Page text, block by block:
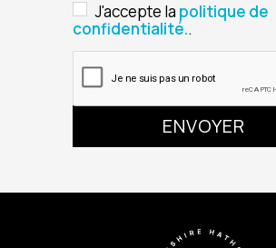
J'accepte la politique de
confidentialité..